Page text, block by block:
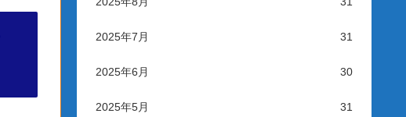
2025年7月 31
2025年6月 30
2025年5月 31